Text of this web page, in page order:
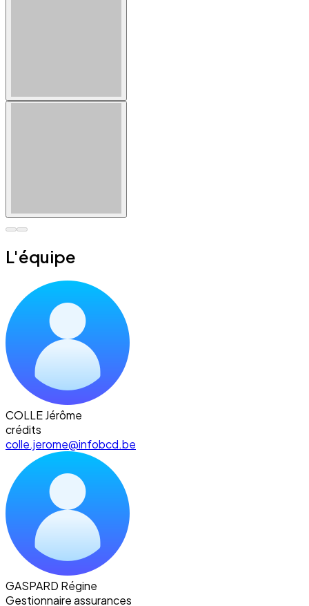
L'équipe
COLLE Jérôme
crédits
colle.jerome@infobcd.be
GASPARD Régine
Gestionnaire assurances